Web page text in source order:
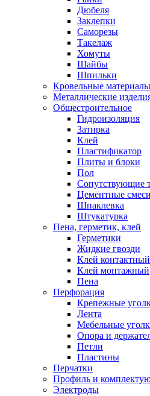
Дюбеля
Заклепки
Саморезы
Такелаж
Хомуты
Шайбы
Шпильки
Кровельные материалы
Металлические
Общестроительное
Гидроизоляция
Затирка
Клей
Пластификатор
Плиты и блоки
Пол
Сопутствующие
Цементные смеси
Шпаклевка
Штукатурка
Пена, герметик, клей
Герметики
Жидкие гвозди
Клей контактный
Клей монтажный
Пена
Перфорация
Крепежные
Лента
Мебельные
Опора и
Петли
Пластины
Перчатки
Профиль и
Электроды